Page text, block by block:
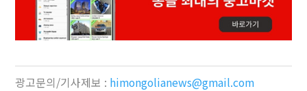
광고문의/기사제보 : himongolianews@gmail.com